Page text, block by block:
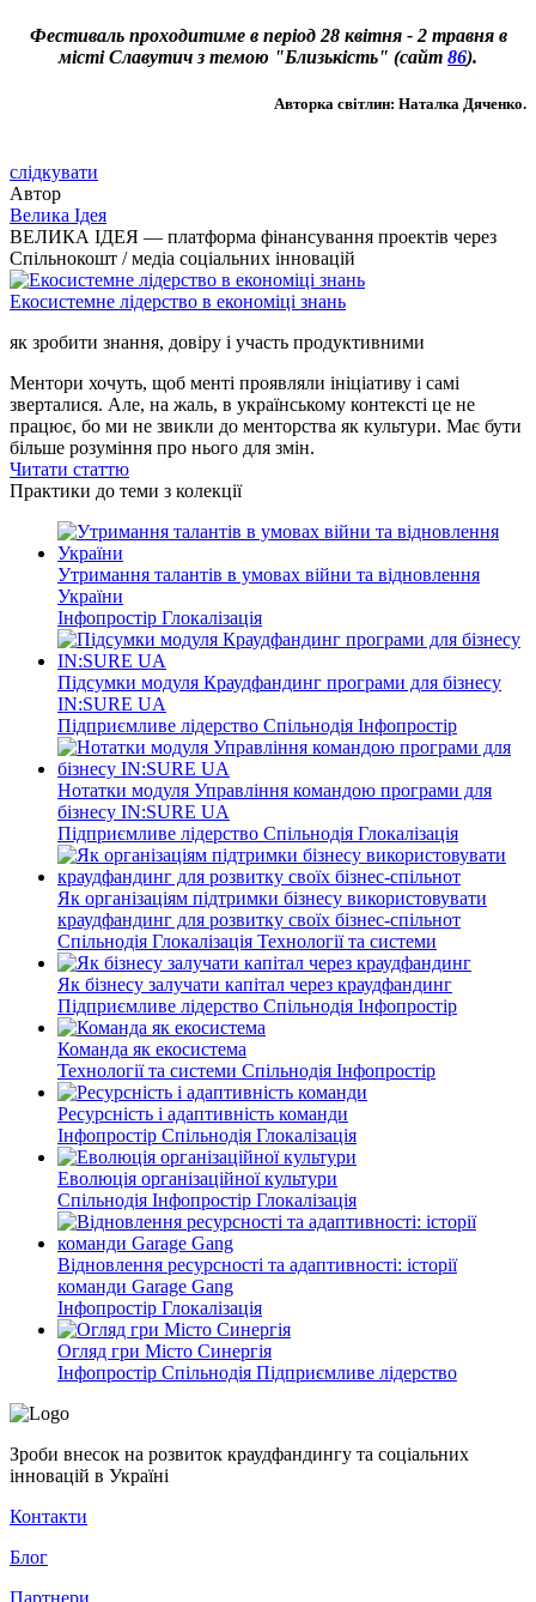
Фестиваль проходитиме в період 28 квітня - 2 травня в
місті Славутич з темою "Близькість" (сайт 86).
Авторка світлин: Наталка Дяченко.
слідкувати
Автор
Bелика Ідея
ВЕЛИКА ІДЕЯ — платформа фінансування проектів через
Спільнокошт / медіа соціальних інновацій
Екосистемне лідерство в економіці знань
як зробити знання, довіру і участь продуктивними
Ментори хочуть, щоб менті проявляли ініціативу і самі
зверталися. Але, на жаль, в українському контексті це не
працює, бо ми не звикли до менторства як культури. Має бути
більше розуміння про нього для змін.
Читати статтю
Практики до теми з колекції
Утримання талантів в умовах війни та відновлення
України
Інфопростір Глокалізація
Підсумки модуля Краудфандинг програми для бізнесу
IN:SURE UA
Підприємливе лідерство Спільнодія Інфопростір
Нотатки модуля Управління командою програми для
бізнесу IN:SURE UA
Підприємливе лідерство Спільнодія Глокалізація
Як організаціям підтримки бізнесу використовувати
краудфандинг для розвитку своїх бізнес-спільнот
Спільнодія Глокалізація Технології та системи
Як бізнесу залучати капітал через краудфандинг
Підприємливе лідерство Спільнодія Інфопростір
Команда як екосистема
Технології та системи Спільнодія Інфопростір
Ресурсність і адаптивність команди
Інфопростір Спільнодія Глокалізація
Еволюція організаційної культури
Спільнодія Інфопростір Глокалізація
Відновлення ресурсності та адaптивності: історії
команди Garage Gang
Інфопростір Глокалізація
Огляд гри Місто Синергія
Інфопростір Спільнодія Підприємливе лідерство
Зроби внесок на розвиток краудфандингу та соціальних
інновацій в Україні
Контакти
Блог
Партнери